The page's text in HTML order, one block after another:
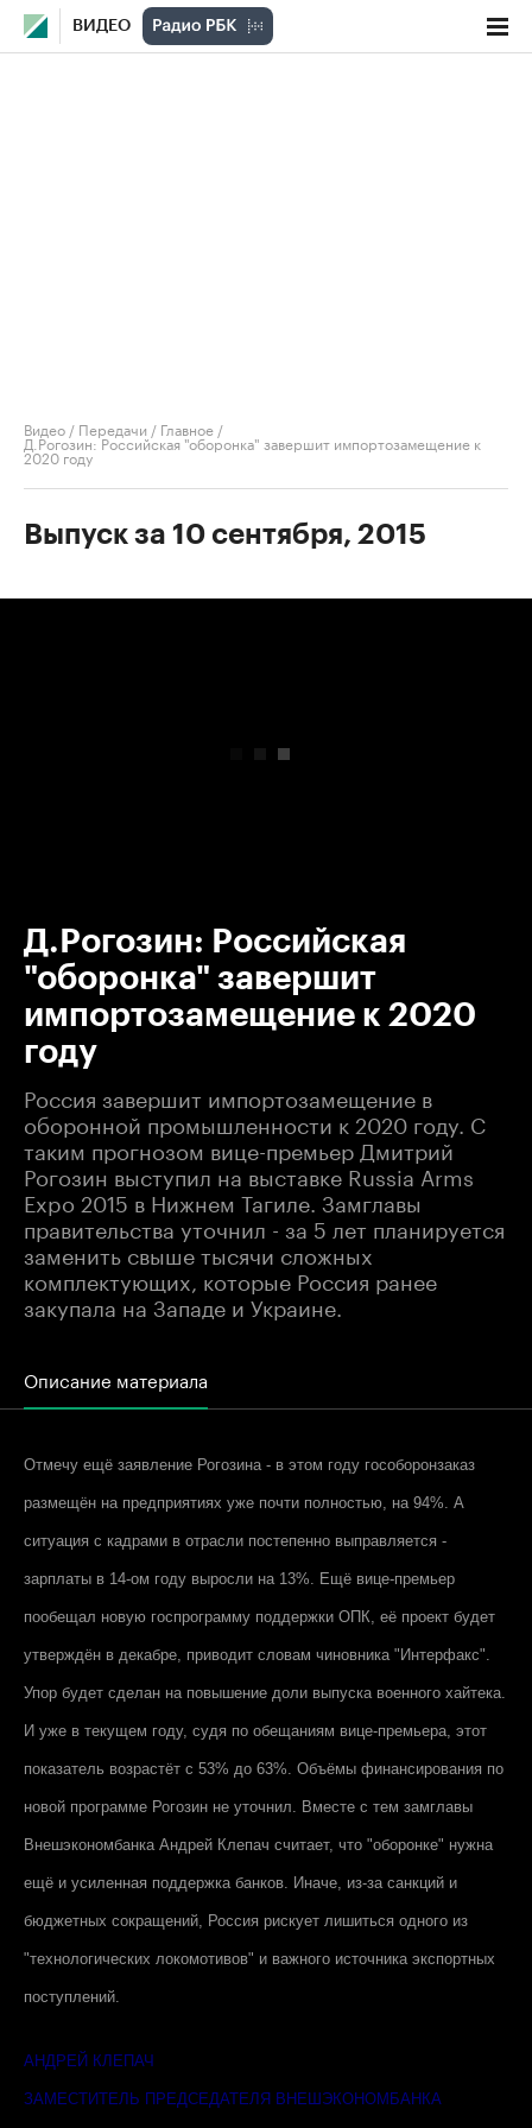
ВИДЕО
Видео / Передачи / Главное /
Д.Рогозин: Российская "оборонка" завершит импортозамещение к
2020 году
Выпуск за 10 сентября, 2015
Д.Рогозин: Российская
"оборонка" завершит
импортозамещение к 2020
году
Россия завершит импортозамещение в
оборонной промышленности к 2020 году. С
таким прогнозом вице-премьер Дмитрий
Рогозин выступил на выставке Russia Arms
Expo 2015 в Нижнем Тагиле. Замглавы
правительства уточнил - за 5 лет планируется
заменить свыше тысячи сложных
комплектующих, которые Россия ранее
закупала на Западе и Украине.
Описание материала
Отмечу ещё заявление Рогозина - в этом году гособоронзаказ
размещён на предприятиях уже почти полностью, на 94%. А
ситуация с кадрами в отрасли постепенно выправляется -
зарплаты в 14-ом году выросли на 13%. Ещё вице-премьер
пообещал новую госпрограмму поддержки ОПК, её проект будет
утверждён в декабре, приводит словам чиновника "Интерфакс".
Упор будет сделан на повышение доли выпуска военного хайтека.
И уже в текущем году, судя по обещаниям вице-премьера, этот
показатель возрастёт с 53% до 63%. Объёмы финансирования по
новой программе Рогозин не уточнил. Вместе с тем замглавы
Внешэкономбанка Андрей Клепач считает, что "оборонке" нужна
ещё и усиленная поддержка банков. Иначе, из-за санкций и
бюджетных сокращений, Россия рискует лишиться одного из
"технологических локомотивов" и важного источника экспортных
поступлений.
АНДРЕЙ КЛЕПАЧ
ЗАМЕСТИТЕЛЬ ПРЕДСЕДАТЕЛЯ ВНЕШЭКОНОМБАНКА